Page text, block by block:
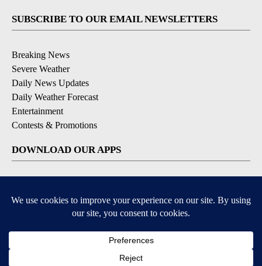
SUBSCRIBE TO OUR EMAIL NEWSLETTERS
Breaking News
Severe Weather
Daily News Updates
Daily Weather Forecast
Entertainment
Contests & Promotions
DOWNLOAD OUR APPS